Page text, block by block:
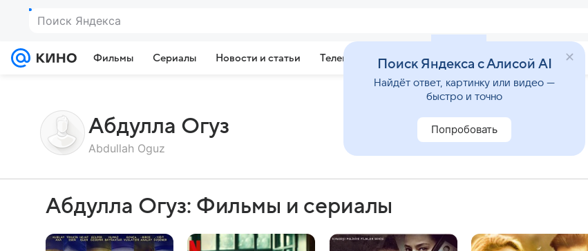
Поиск Яндекса
Фильмы Сериалы Новости и статьи Телепрограмма Звезды
Абдулла Огуз
Abdullah Oguz
Абдулла Огуз: Фильмы и сериалы
Поиск Яндекса с Алисой AI
Найдёт ответ, картинку или видео —
быстро и точно
Попробовать